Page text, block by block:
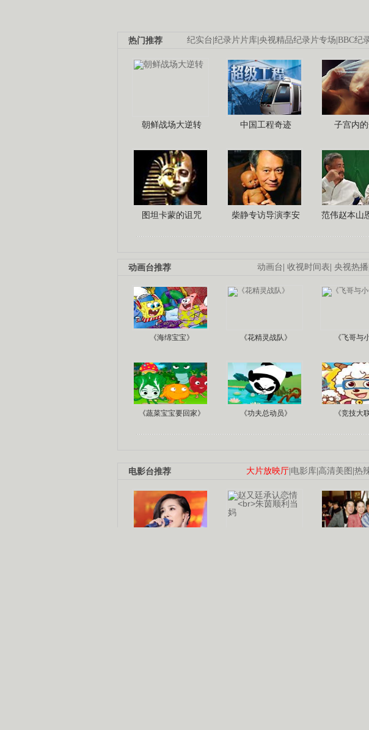
纪实台|纪录片片库|央视精品纪录片专场|BBC纪
热门推荐
朝鲜战场大逆转 中国工程奇迹 子宫内
图坦卡蒙的诅咒 柴静专访导演李安 范伟赵本山
动画台| 收视时间表| 央视热播
动画台推荐
《海绵宝宝》 《花精灵战队》 《飞哥与
《蔬菜宝宝要回家》 《功夫总动员》 《竞技大
大片放映厅|电影库|高清美图 |热
电影台推荐